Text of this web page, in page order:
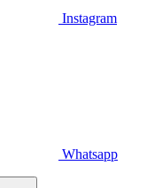
Instagram
Whatsapp